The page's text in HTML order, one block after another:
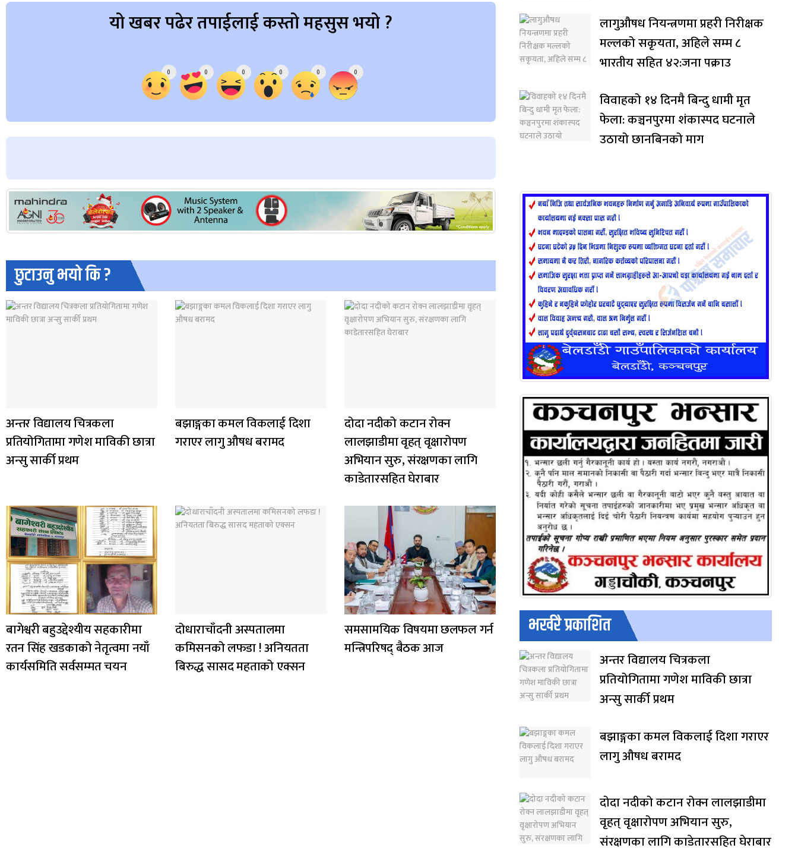
यो खबर पढेर तपाईलाई कस्तो महसुस भयो ?
0 0 0 0 0 0
छुटाउनु भयो कि ?
अन्तर विद्यालय चित्रकला
प्रतियोगितामा गणेश माविकी छात्रा
अन्सु सार्की प्रथम
बझाङ्गका कमल विकलाई दिशा
गराएर लागु औषध बरामद
दोदा नदीको कटान रोक्न
लालझाडीमा वृहत् वृक्षारोपण
अभियान सुरु, संरक्षणका लागि
काडेतारसहित घेराबार
बागेश्वरी बहुउद्देश्यीय सहकारीमा
रतन सिंह खडकाको नेतृत्वमा नयाँ
कार्यसमिति सर्वसम्मत चयन
दोधाराचाँदनी अस्पतालमा
कमिसनको लफडा ! अनियतता
बिरुद्ध सासद महताको एक्सन
समसामयिक विषयमा छलफल गर्न
मन्त्रिपरिषद् बैठक आज
लागुऔषध नियन्त्रणमा प्रहरी निरीक्षक
मल्लको सकृयता, अहिले सम्म ८
भारतीय सहित ४२:जना पक्राउ
विवाहको १४ दिनमै बिन्दु धामी मृत
फेला: कञ्चनपुरमा शंकास्पद घटनाले
उठायो छानबिनको माग
भर्खरै प्रकाशित
अन्तर विद्यालय चित्रकला
प्रतियोगितामा गणेश माविकी छात्रा
अन्सु सार्की प्रथम
बझाङ्गका कमल विकलाई दिशा गराएर
लागु औषध बरामद
दोदा नदीको कटान रोक्न लालझाडीमा
वृहत् वृक्षारोपण अभियान सुरु,
संरक्षणका लागि काडेतारसहित घेराबार